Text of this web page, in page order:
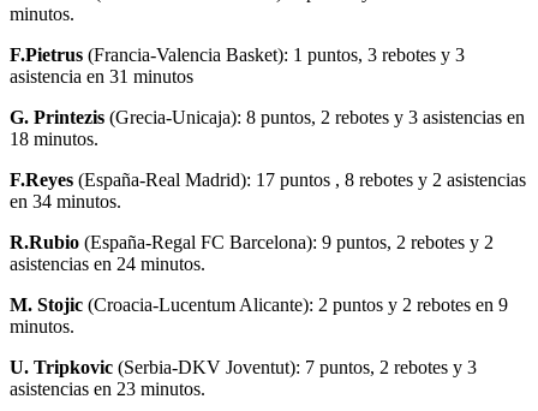
minutos.
F.Pietrus (Francia-Valencia Basket): 1 puntos, 3 rebotes y 3
asistencia en 31 minutos
G. Printezis (Grecia-Unicaja): 8 puntos, 2 rebotes y 3 asistencias en
18 minutos.
F.Reyes (España-Real Madrid): 17 puntos , 8 rebotes y 2 asistencias
en 34 minutos.
R.Rubio (España-Regal FC Barcelona): 9 puntos, 2 rebotes y 2
asistencias en 24 minutos.
M. Stojic (Croacia-Lucentum Alicante): 2 puntos y 2 rebotes en 9
minutos.
U. Tripkovic (Serbia-DKV Joventut): 7 puntos, 2 rebotes y 3
asistencias en 23 minutos.